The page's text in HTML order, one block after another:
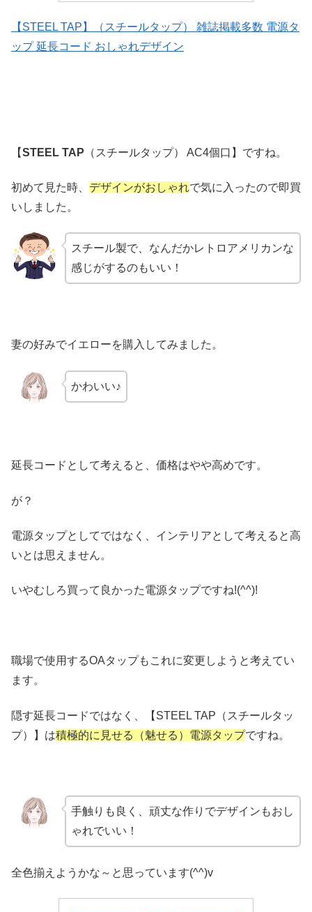
【STEEL TAP】（スチールタップ） 雑誌掲載多数 電源タ
ップ 延長コード おしゃれデザイン
【STEEL TAP （スチールタップ） AC4個口】ですね。
初めて見た時、 デザインがおしゃれで気に入ったので即買
いしました。
スチール製で、なんだかレトロアメリカンな
感じがするのもいい！
妻の好みでイエローを購入してみました。
かわいい♪
延長コードとして考えると、価格はやや高めです。
が？
電源タップとしてではなく、インテリアとして考えると高
いとは思えません。
いやむしろ買って良かった電源タップですね!(^^)!
職場で使用するOAタップもこれに変更しようと考えてい
ます。
隠す延長コードではなく、【STEEL TAP（スチールタッ
プ）】は積極的に見せる（魅せる）電源タップですね。
手触りも良く、頑丈な作りでデザインもおし
ゃれでいい！
全色揃えようかな～と思っています(^^)v